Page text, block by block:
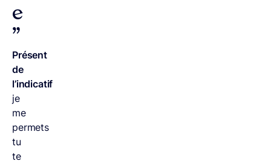
e
”
Présent
de
l’indicatif
je
me
permets
tu
te